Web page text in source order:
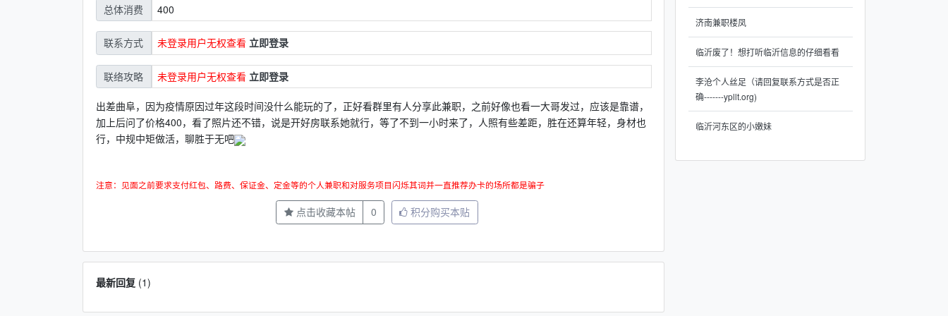
总体消费 400
联系方式 未登录用户无权查看 立即登录
联络攻略 未登录用户无权查看 立即登录
出差曲阜，因为疫情原因过年这段时间没什么能玩的了，正好看群里有人分享此兼职，之前好像也看一大哥发过，应该是靠谱，
加上后问了价格400，看了照片还不错，说是开好房联系她就行，等了不到一小时来了，人照有些差距，胜在还算年轻，身材也
行，中规中矩做活，聊胜于无吧
注意：见面之前要求支付红包、路费、保证金、定金等的个人兼职和对服务项目闪烁其词并一直推荐办卡的场所都是骗子
点击收藏本帖 0 积分购买本贴
最新回复(1)
济南兼职楼凤
临沂废了！想打听临沂信息的仔细看看
李沧个人丝足（请回复联系方式是否正
确-------ypllt.org)
临沂河东区的小嫩妹